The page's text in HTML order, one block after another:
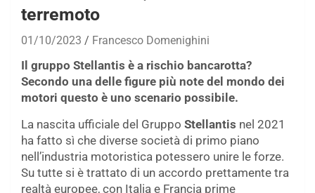
terremoto
01/10/2023 Francesco Domenighini
Il gruppo Stellantis è a rischio bancarotta?
Secondo una delle figure più note del mondo dei
motori questo è uno scenario possibile.
La nascita ufficiale del Gruppo Stellantis nel 2021
ha fatto sì che diverse società di primo piano
nell’industria motoristica potessero unire le forze.
Su tutte si è trattato di un accordo prettamente tra
realtà europee, con Italia e Francia prime